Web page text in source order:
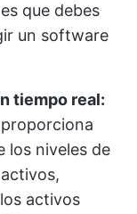
que debes
un software
tiempo real:
los niveles de
activos